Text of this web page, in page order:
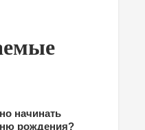
начинать
рождения?